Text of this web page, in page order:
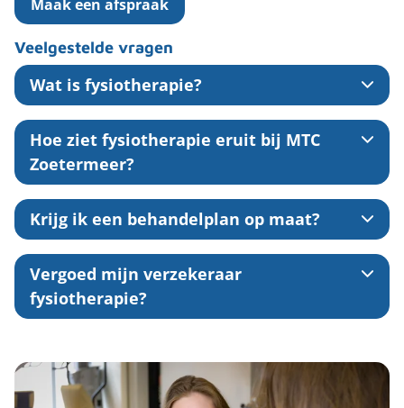
Maak een afspraak
Veelgestelde vragen
Wat is fysiotherapie?
Hoe ziet fysiotherapie eruit bij MTC
Zoetermeer?
Krijg ik een behandelplan op maat?
Vergoed mijn verzekeraar
fysiotherapie?